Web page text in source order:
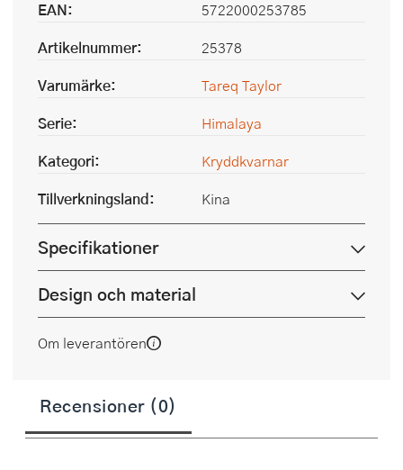
EAN:
5722000253785
Artikelnummer:
25378
Varumärke:
Tareq Taylor
Serie:
Himalaya
Kategori:
Kryddkvarnar
Tillverkningsland:
Kina
Specifikationer
Design och material
Om leverantören
Recensioner (0)